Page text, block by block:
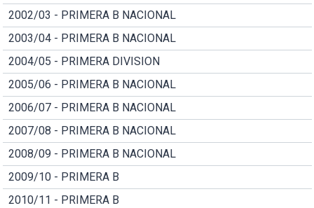
2002/03 - PRIMERA B NACIONAL
2003/04 - PRIMERA B NACIONAL
2004/05 - PRIMERA DIVISION
2005/06 - PRIMERA B NACIONAL
2006/07 - PRIMERA B NACIONAL
2007/08 - PRIMERA B NACIONAL
2008/09 - PRIMERA B NACIONAL
2009/10 - PRIMERA B
2010/11 - PRIMERA B